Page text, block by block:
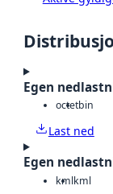
Egen
octetbin
Last ned
Egen
kmlkml